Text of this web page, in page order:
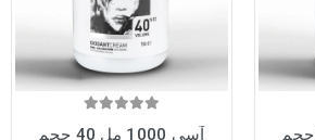
آسي 1000 مل 40 حجم
آسي 1000 مل 30 حجم